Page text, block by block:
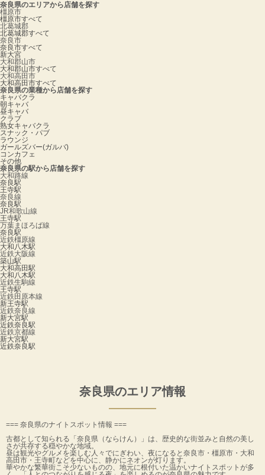
奈良県のエリアから店舗を探す
橿原市
橿原市すべて
北葛城郡
北葛城郡すべて
奈良市
奈良市すべて
新大宮
大和郡山市
大和郡山市すべて
大和高田市
大和高田市すべて
奈良県の業種から店舗を探す
キャバクラ
朝キャバ
昼キャバ
クラブ
熟女キャバクラ
スナック・パブ
ラウンジ
ガールズバー(ガルバ)
コンカフェ
その他
奈良県の駅から店舗を探す
大和路線
奈良駅
王寺駅
奈良線
奈良駅
JR和歌山線
王寺駅
万葉まほろば線
奈良駅
近鉄橿原線
大和八木駅
近鉄大阪線
築山駅
大和高田駅
大和八木駅
近鉄生駒線
王寺駅
近鉄田原本線
新王寺駅
近鉄奈良線
新大宮駅
近鉄奈良駅
近鉄京都線
新大宮駅
近鉄奈良駅
奈良県のエリア情報
=== 奈良県のナイトスポット情報 ===
古都として知られる「奈良県（ならけん）」は、歴史的な街並みと自然の美し
さが共存する穏やかな地域。
昼は観光やグルメを楽しむ人々でにぎわい、夜になると奈良市・橿原市・大和
高田市・王寺町などを中心に、静かにネオンが灯ります。
華やかな繁華街こそ少ないものの、地元に根付いた温かいナイトスポットが多